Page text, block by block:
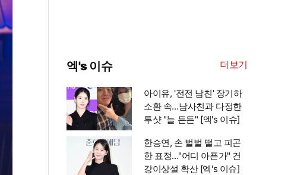
엑's 이슈 더보기
아이유, '전전 남친' 장기하
소환 속…남사친과 다정한
투샷 "늘 든든" [엑's 이슈]
한승연, 손 벌벌 떨고 피곤
한 표정…"어디 아픈가" 건
강이상설 확산 [엑's 이슈]